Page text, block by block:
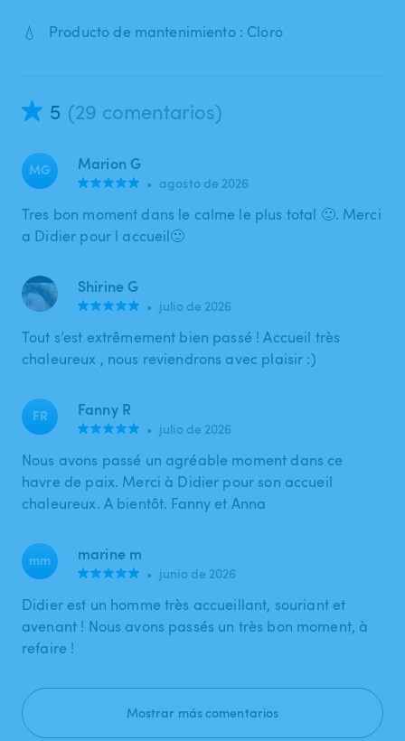
💧 Producto de mantenimiento : Cloro
5 (29 comentarios)
MG Marion G
• agosto de 2026
Tres bon moment dans le calme le plus total 🙂. Merci
a Didier pour l accueil🙂
Shirine G
• julio de 2026
Tout s’est extrêmement bien passé ! Accueil très
chaleureux , nous reviendrons avec plaisir :)
FR Fanny R
• julio de 2026
Nous avons passé un agréable moment dans ce
havre de paix. Merci à Didier pour son accueil
chaleureux. A bientôt. Fanny et Anna
mm marine m
• junio de 2026
Didier est un homme très accueillant, souriant et
avenant ! Nous avons passés un très bon moment, à
refaire !
Mostrar más comentarios